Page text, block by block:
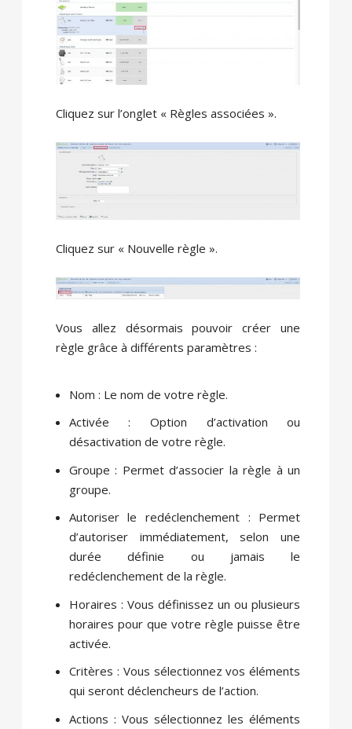
Cliquez sur l’onglet « Règles associées ».
Cliquez sur « Nouvelle règle ».
Vous allez désormais pouvoir créer une
règle grâce à différents paramètres :
Nom : Le nom de votre règle.
Activée : Option d’activation ou
désactivation de votre règle.
Groupe : Permet d’associer la règle à un
groupe.
Autoriser le redéclenchement : Permet
d’autoriser immédiatement, selon une
durée définie ou jamais le
redéclenchement de la règle.
Horaires : Vous définissez un ou plusieurs
horaires pour que votre règle puisse être
activée.
Critères : Vous sélectionnez vos éléments
qui seront déclencheurs de l’action.
Actions : Vous sélectionnez les éléments